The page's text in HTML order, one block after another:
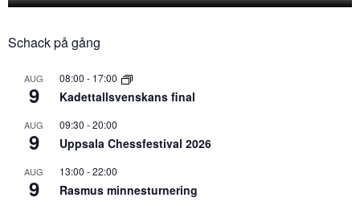
Schack på gång
AUG
9
08:00 - 17:00
Kadettallsvenskans final
AUG
9
09:30 -20:00
Uppsala Chessfestival 2026
AUG
9
13:00 -22:00
Rasmus minnesturnering